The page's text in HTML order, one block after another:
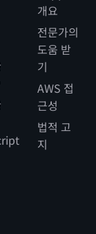
개요
전문가의
도움 받
기
AWS 접
근성
법적 고
지